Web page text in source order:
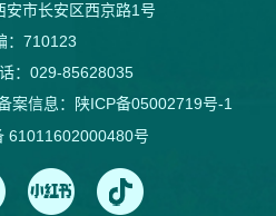
安市长安区西京路1号
：710123
：029-85628035
案信息：
陕ICP备05002719号-1
61011602000480号